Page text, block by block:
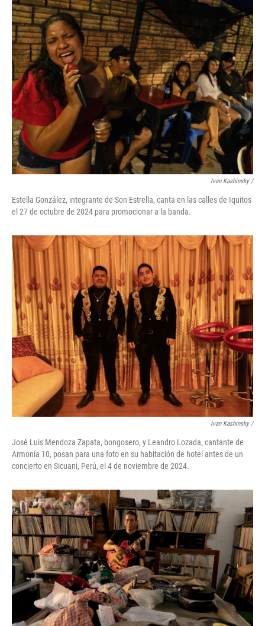
Ivan Kashinsky/
Estella González, integrante de Son Estrella, canta en las calles de Iquitos
el 27 de octubre de 2024 para promocionar a la banda.
Ivan Kashinsky/
José Luis Mendoza Zapata, bongosero, y Leandro Lozada, cantante de
Armonía 10, posan para una foto en su habitación de hotel antes de un
concierto en Sicuani, Perú, el 4 de noviembre de 2024.